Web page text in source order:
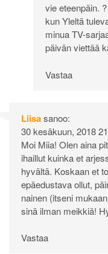
vie eteenpäin.
kun Yleltä
minua TV-
päivän viettää
Vastaa
Liisasanoo:
30 kesäkuun, 2018
Moi Miia! Olen aina
ihaillut kuinka et
hyvältä. Koskaan et
epäedustava ollut,
nainen (itseni
sinä ilman meikkiä!
Vastaa